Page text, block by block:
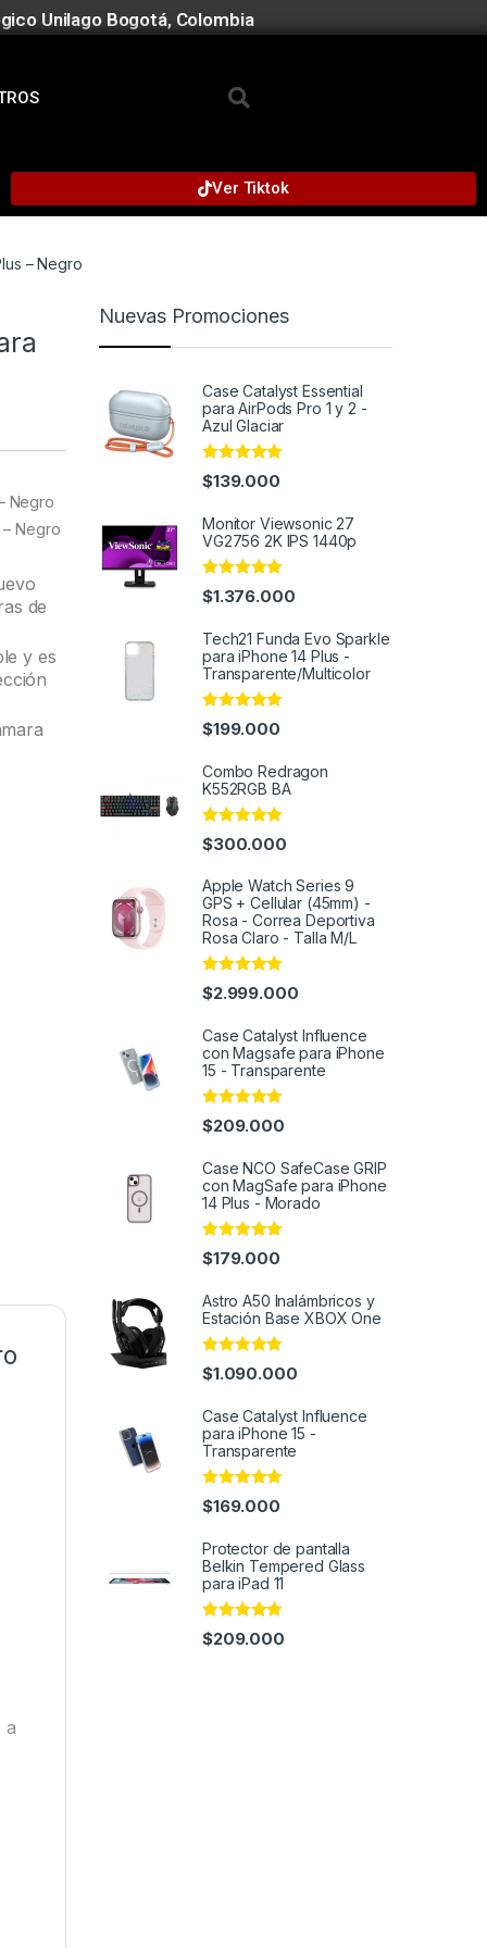
Unilago Bogotá, Colombia
Ver Tiktok
– Negro
Negro
– Negro
de
y es
a
Nuevas Promociones
Case Catalyst Essential
para AirPods Pro 1 y 2 -
Azul Glaciar
Rated 4.95
out of 5
$139.000
Monitor Viewsonic 27
VG2756 2K IPS 1440p
Rated4.82
out of 5
$1.376.000
Tech21 Funda Evo Sparkle
para iPhone 14 Plus -
Transparente/Multicolor
Rated 4.91
out of 5
$199.000
Combo Redragon
K552RGB BA
Rated4.91
out of 5
$300.000
Apple Watch Series 9
GPS + Cellular (45mm) -
Rosa - Correa Deportiva
Rosa Claro - Talla M/L
Rated4.95
out of 5
$2.999.000
Case Catalyst Influence
con Magsafe para iPhone
15 - Transparente
Rated4.95
out of 5
$209.000
Case NCO SafeCase GRIP
con MagSafe para iPhone
14 Plus - Morado
Rated 5.00
out of 5
$179.000
Astro A50 Inalámbricos y
Estación Base XBOX One
Rated4.82
out of 5
$1.090.000
Case Catalyst Influence
para iPhone 15 -
Transparente
Rated 4.95
out of 5
$169.000
Protector de pantalla
Belkin Tempered Glass
para iPad 11
Rated4.93
out of 5
$209.000